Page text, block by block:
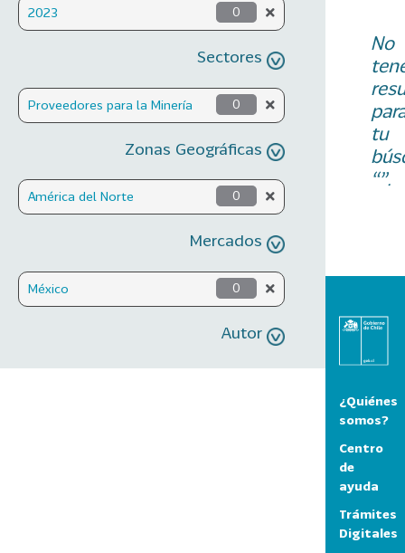
2023 0
Sectores
Proveedores para la Minería 0
Zonas Geográficas
América del Norte 0
Mercados
México 0
Autor
No
tu
“”.
¿Quiénes
somos?
Centro
de
ayuda
Trámites
Digitales